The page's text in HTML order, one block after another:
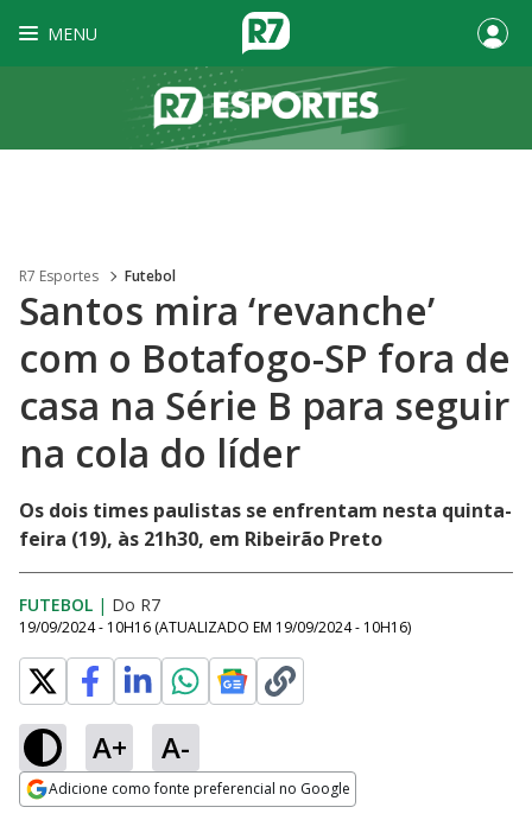
MENU
R7 Esportes Futebol
Santos mira ‘revanche’
com o Botafogo-SP fora de
casa na Série B para seguir
na cola do líder
Os dois times paulistas se enfrentam nesta quinta-
feira (19), às 21h30, em Ribeirão Preto
FUTEBOL | Do R7
19/09/2024 - 10H16 (ATUALIZADO EM 19/09/2024 - 10H16)
A+ A-
Adicione como fonte preferencial no Google